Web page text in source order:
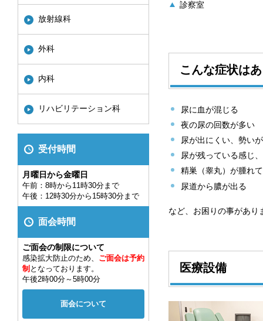
診察室
こんな症状は
尿に血が混じる
夜の尿の回数が多い
尿が出にくい、勢い
尿が残っている感じ
精巣（睾丸）が腫れ
尿道から膿が出る
など、お困りの事があり
医療設備
放射線科
外科
内科
リハビリテーション科
受付時間
月曜日から金曜日
午前：8時から11時30分まで
午後：12時30分から15時30分まで
面会時間
ご面会の制限について
感染拡大防止のため、 ご面会は予約
制 となっております。
午後2時00分～5時00分
面会について